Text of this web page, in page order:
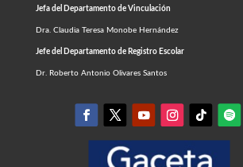
Jefa del Departamento de Vinculación
Dra. Claudia Teresa Monobe Hernández
Jefe del Departamento de Registro Escolar
Dr. Roberto Antonio Olivares Santos